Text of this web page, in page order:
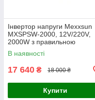
Інвертор напруги Mexxsun
MXSPSW-2000, 12V/220V,
2000W з правильною
синусоїдою, 2 Shuko, клемні
дроти, Q2
В наявності
17 640 ₴ 18 000 ₴
Купити